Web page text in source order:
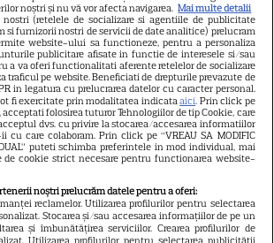
Avantaje
Elle
Unica
Retete practice
URMĂREȘTE-NE PE
noștri și nu vă vor afecta navigarea. Mai multe detalii
(retelele de socializare si agentiile de publicitate
si furnizorii nostri de servicii de date analitice) prelucram
website-ului sa functioneze, pentru a personaliza
publicitare afisate in functie de interesele si/sau
a va oferi functionalitati aferente retelelor de socializare
traficul pe website. Beneficiati de drepturile prevazute de
in legatura cu prelucrarea datelor cu caracter personal.
fi exercitate prin modalitatea indicataaici. Prin click pe
acceptati folosirea tuturor Tehnologiilor de tip Cookie, care
dvs. cu privire la stocarea/accesarea informatiilor
cu care colaboram. Prin click pe “VREAU SA MODIFIC
puteti schimba preferintele in mod individual, mai
de cookie strict necesare pentru functionarea website-
noștri prelucrăm datele pentru a oferi:
reclamelor. Utilizarea profilurilor pentru selectarea
Stocarea și/sau accesarea informațiilor de pe un
și îmbunătățirea serviciilor. Crearea profilurilor de
Utilizarea profilurilor pentru selectarea publicității